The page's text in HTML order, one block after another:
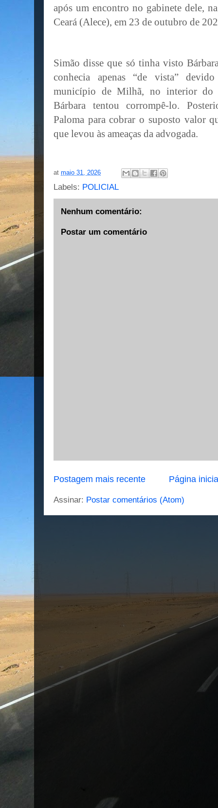
após um encontro no gabinete dele,
Ceará (Alece), em 23 de outubro de
Simão disse que só tinha visto
conhecia apenas “de vista”
município de Milhã, no interior do
Bárbara tentou corrompê-lo.
Paloma para cobrar o suposto valor
que levou às ameaças da advogada.
at maio 31, 2026
Labels: POLICIAL
Nenhum comentário:
Postar um comentário
Postagem mais recente Página
Assinar: Postar comentários (Atom)